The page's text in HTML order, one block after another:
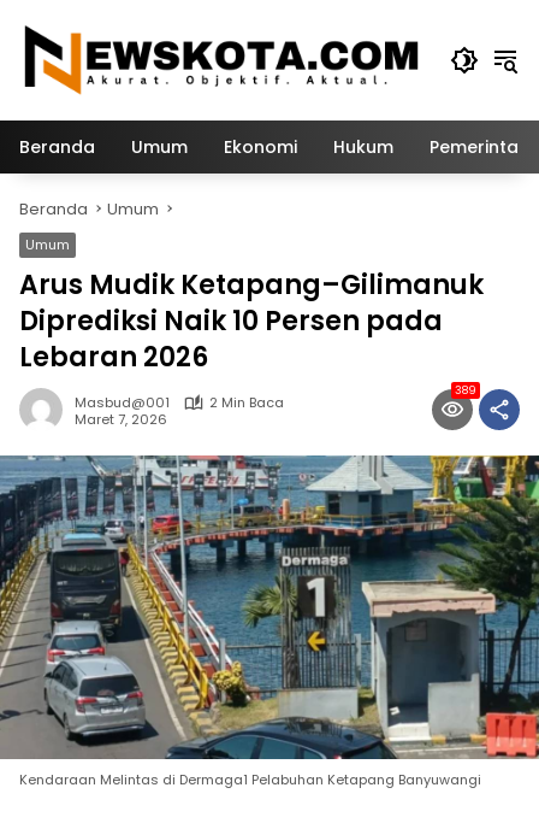
konten
Beranda Umum Ekonomi Hukum
Beranda Umum
Umum
Arus Mudik Ketapang–Gilimanuk
Diprediksi Naik 10 Persen pada
Lebaran 2026
Masbud@001
2 Min Baca
Maret 7, 2026
389
Kendaraan Melintas di Dermaga1 Pelabuhan Ketapang Banyuwangi